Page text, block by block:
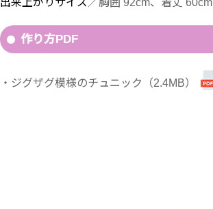
作り方PDF
ジグザグ模様のチュニック（2.4MB）